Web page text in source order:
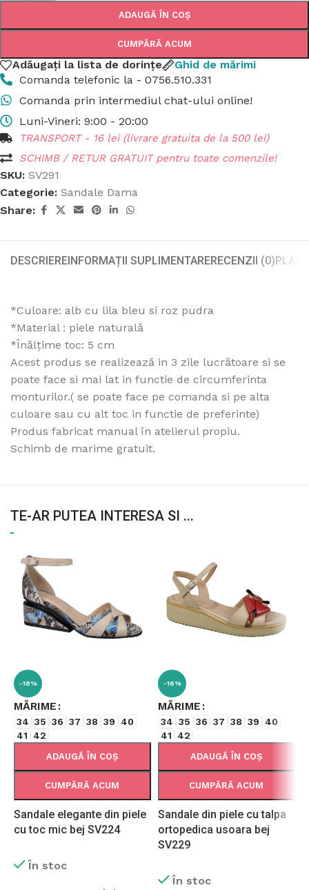
ADAUGĂ ÎN COȘ
CUMPĂRĂ ACUM
Adăugați la lista de dorințe
Ghid de mărimi
Comanda telefonic la - 0756.510.331
Comanda prin intermediul chat-ului online!
Luni-Vineri: 9:00 - 20:00
TRANSPORT - 16 lei (livrare gratuita de la 500 lei)
SCHIMB / RETUR GRATUIT pentru toate comenzile!
SKU: SV291
Categorie: Sandale Dama
Share:
DESCRIEREINFORMAȚII SUPLIMENTARERECENZII (0)
*Culoare: alb cu lila bleu si roz pudra
*Material : piele naturală
*Înălțime toc: 5 cm
Acest produs se realizează in 3 zile lucrătoare si se
poate face si mai lat in functie de circumferinta
monturilor.( se poate face pe comanda si pe alta
culoare sau cu alt toc in functie de preferinte)
Produs fabricat manual în atelierul propiu.
Schimb de marime gratuit.
TE-AR PUTEA INTERESA SI ...
-18%
MĂRIME
34 35 36 37 38 39
40
41
42
ADAUGĂ ÎN COȘ
CUMPĂRĂ ACUM
Sandale elegante din piele
cu toc mic bej SV224
În stoc
-16%
MĂRIME
34 35 36 37 38 39
40
41
42
ADAUGĂ ÎN COȘ
CUMPĂRĂ ACUM
Sandale din piele cu talpa
ortopedica usoara bej
SV229
În stoc